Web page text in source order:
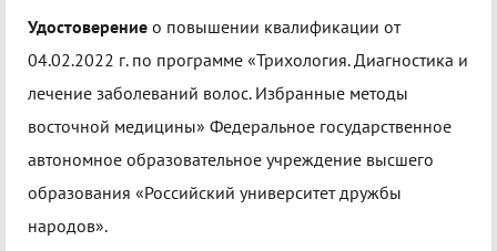
Удостоверение о повышении квалификации от
04.02.2022 г. по программе «Трихология. Диагностика и
лечение заболеваний волос. Избранные методы
восточной медицины» Федеральное государственное
автономное образовательное учреждение высшего
образования «Российский университет дружбы
народов».